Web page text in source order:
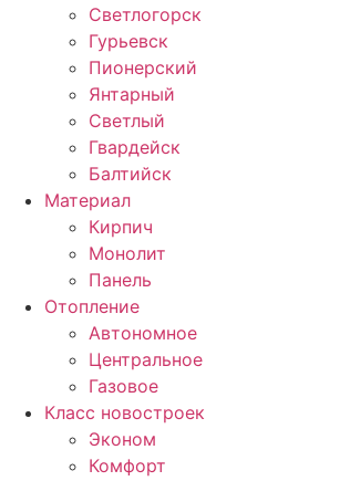
Светлогорск
Гурьевск
Пионерский
Янтарный
Светлый
Гвардейск
Балтийск
Материал
Кирпич
Монолит
Панель
Отопление
Автономное
Центральное
Газовое
Класс новостроек
Эконом
Комфорт